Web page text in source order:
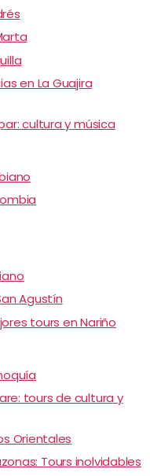
en La Guajira
cultura y música
Agustín
tours en Nariño
tours de cultura y
Orientales
Tours inolvidables